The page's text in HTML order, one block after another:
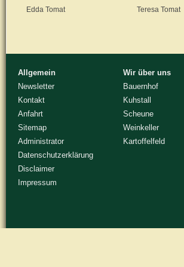
Edda Tomat Teresa Tomat
Allgemein
Newsletter
Kontakt
Anfahrt
Sitemap
Administrator
Datenschutzerklärung
Disclaimer
Impressum
Wir über uns
Bauernhof
Kuhstall
Scheune
Weinkeller
Kartoffelfeld